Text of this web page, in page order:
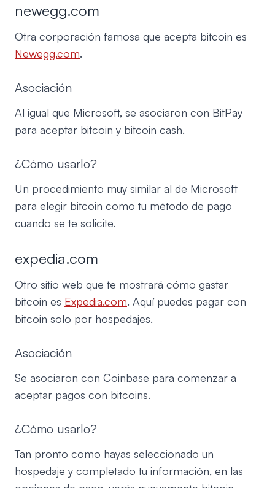
newegg.com
Otra corporación famosa que acepta bitcoin es
Newegg.com.
Asociación
Al igual que Microsoft, se asociaron con BitPay
para aceptar bitcoin y bitcoin cash.
¿Cómo usarlo?
Un procedimiento muy similar al de Microsoft
para elegir bitcoin como tu método de pago
cuando se te solicite.
expedia.com
Otro sitio web que te mostrará cómo gastar
bitcoin es Expedia.com. Aquí puedes pagar con
bitcoin solo por hospedajes.
Asociación
Se asociaron con Coinbase para comenzar a
aceptar pagos con bitcoins.
¿Cómo usarlo?
Tan pronto como hayas seleccionado un
hospedaje y completado tu información, en las